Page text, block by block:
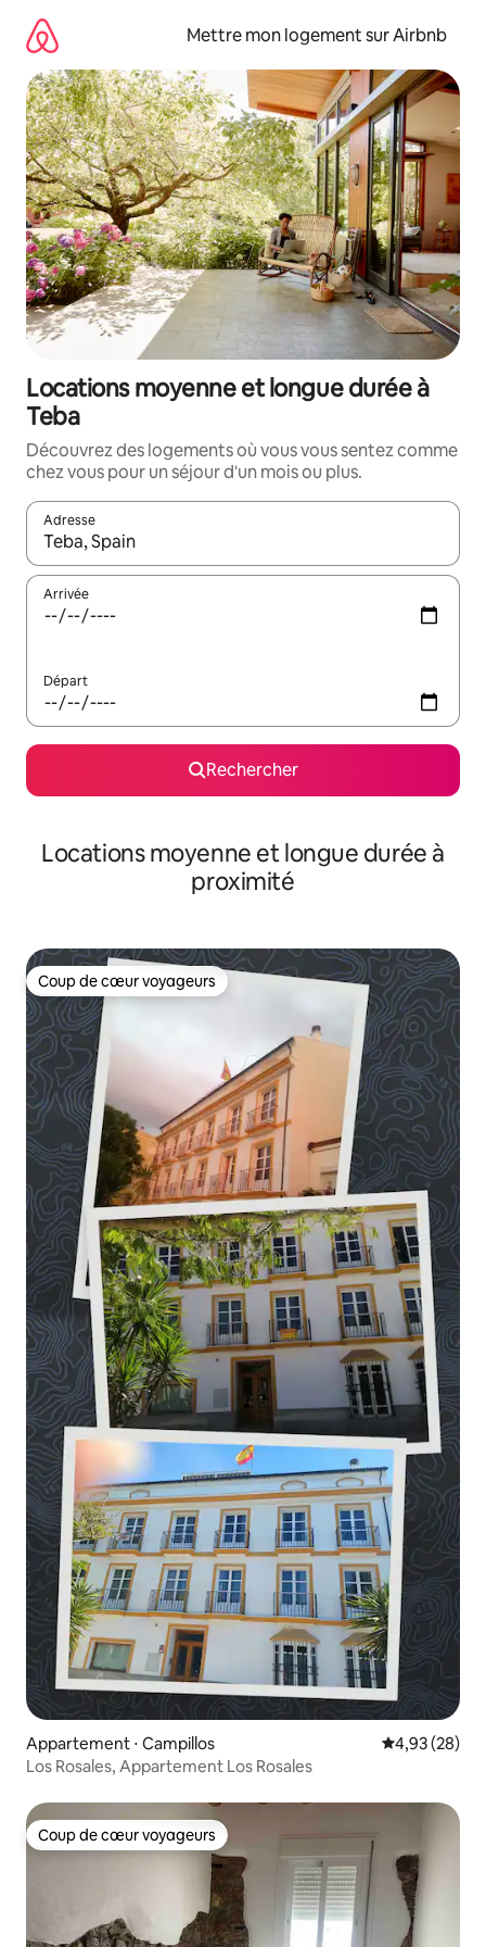
directement
contenu
Mettre mon logement sur Airbnb
Locations moyenne et longue durée à
Teba
Découvrez des logements où vous vous sentez comme
chez vous pour un séjour d'un mois ou plus.
Adresse
Lorsque les résultats s'affichent, utilisez les flèches vers le
Arrivée
Départ
Rechercher
Locations moyenne et longue durée à
proximité
Coup de cœur voyageurs
Coup de cœur voyageurs
Appartement ⋅ Campillos Évaluation
4,93 (28)
Los Rosales, Appartement Los Rosales
Coup de cœur voyageurs
Coup de cœur voyageurs